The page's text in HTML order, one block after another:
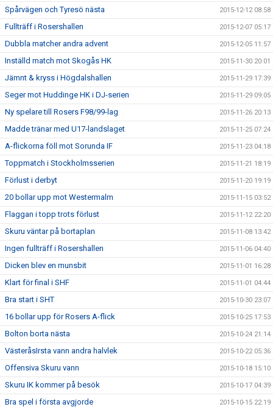
Spårvägen och Tyresö nästa 2015-12-12 08:58
Fullträff i Rosershallen 2015-12-07 05:17
Dubbla matcher andra advent 2015-12-05 11:57
Inställd match mot Skogås HK 2015-11-30 20:01
Jämnt & kryss i Högdalshallen 2015-11-29 17:39
Seger mot Huddinge HK i DJ-serien 2015-11-29 09:05
Ny spelare till Rosers F98/99-lag 2015-11-26 20:13
Madde tränar med U17-landslaget 2015-11-25 07:24
A-flickorna föll mot Sorunda IF 2015-11-23 04:18
Toppmatch i Stockholmsserien 2015-11-21 18:19
Förlust i derbyt 2015-11-20 19:19
20 bollar upp mot Westermalm 2015-11-15 03:52
Flaggan i topp trots förlust 2015-11-12 22:20
Skuru väntar på bortaplan 2015-11-08 13:42
Ingen fullträff i Rosershallen 2015-11-06 04:40
Dicken blev en munsbit 2015-11-01 16:28
Klart för final i SHF 2015-11-01 04:44
Bra start i SHT 2015-10-30 23:07
16 bollar upp för Rosers A-flick 2015-10-25 17:53
Bolton borta nästa 2015-10-24 21:14
VästeråsIrsta vann andra halvlek 2015-10-22 05:36
Offensiva Skuru vann 2015-10-18 15:10
Skuru IK kommer på besök 2015-10-17 04:39
Bra spel i första avgjorde 2015-10-15 22:19